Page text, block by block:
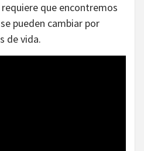
que encontremos
pueden cambiar por
de vida.